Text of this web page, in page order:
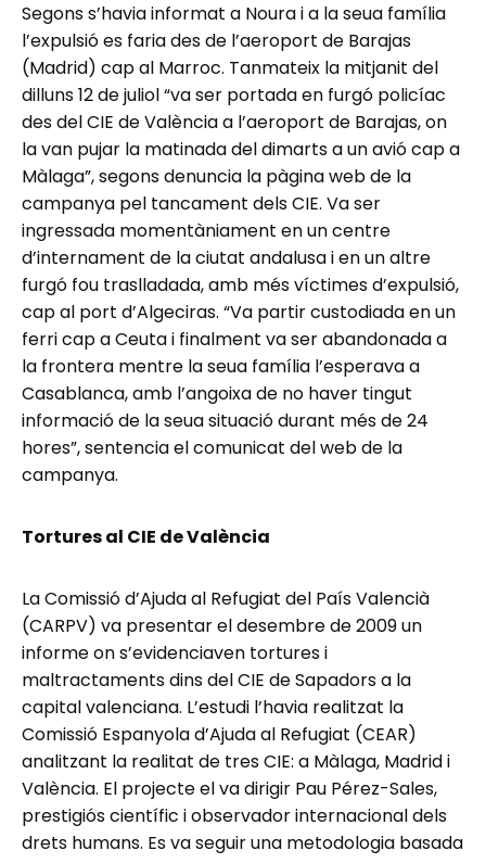
Segons s’havia informat a Noura i a la seua família
l’expulsió es faria des de l’aeroport de Barajas
(Madrid) cap al Marroc. Tanmateix la mitjanit del
dilluns 12 de juliol “va ser portada en furgó policíac
des del CIE de València a l’aeroport de Barajas, on
la van pujar la matinada del dimarts a un avió cap a
Màlaga”, segons denuncia la pàgina web de la
campanya pel tancament dels CIE. Va ser
ingressada momentàniament en un centre
d’internament de la ciutat andalusa i en un altre
furgó fou traslladada, amb més víctimes d’expulsió,
cap al port d’Algeciras. “Va partir custodiada en un
ferri cap a Ceuta i finalment va ser abandonada a
la frontera mentre la seua família l’esperava a
Casablanca, amb l’angoixa de no haver tingut
informació de la seua situació durant més de 24
hores”, sentencia el comunicat del web de la
campanya.
Tortures al CIE de València
La Comissió d’Ajuda al Refugiat del País Valencià
(CARPV) va presentar el desembre de 2009 un
informe on s’evidenciaven tortures i
maltractaments dins del CIE de Sapadors a la
capital valenciana. L’estudi l’havia realitzat la
Comissió Espanyola d’Ajuda al Refugiat (CEAR)
analitzant la realitat de tres CIE: a Màlaga, Madrid i
València. El projecte el va dirigir Pau Pérez-Sales,
prestigiós científic i observador internacional dels
drets humans. Es va seguir una metodologia basada